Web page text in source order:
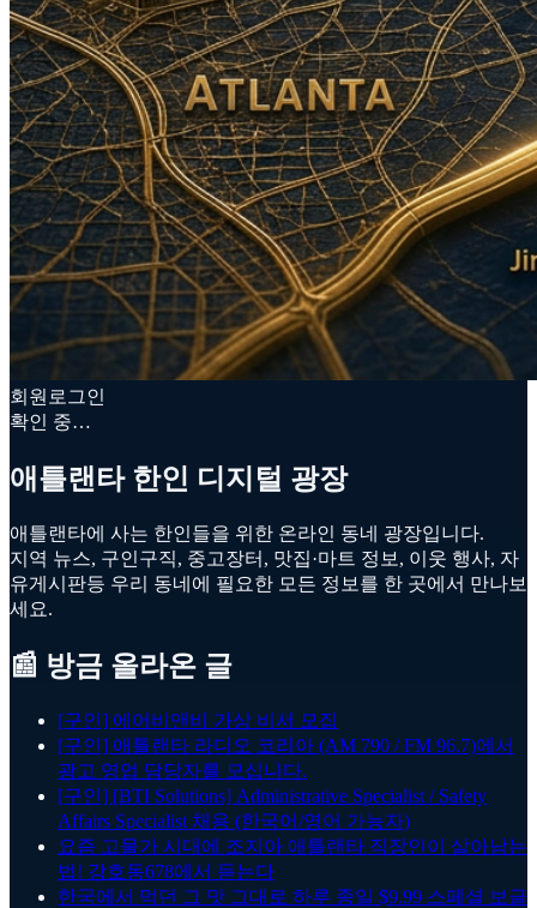
회원로그인
확인 중…
애틀랜타 한인 디지털 광장
애틀랜타에 사는 한인들을 위한 온라인 동네 광장입니다.
지역 뉴스, 구인구직, 중고장터, 맛집·마트 정보, 이웃 행사, 자
유게시판등 우리 동네에 필요한 모든 정보를 한 곳에서 만나보
세요.
📰 방금 올라온 글
[구인] 에어비앤비 가상 비서 모집
[구인] 애틀랜타 라디오 코리아 (AM 790 / FM 96.7)에서
광고 영업 담당자를 모십니다.
[구인] [BTI Solutions] Administrative Specialist / Safety
Affairs Specialist 채용 (한국어/영어 가능자)
요즘 고물가 시대에 조지아 애틀랜타 직장인이 살아남는
법! 강호동678에서 듣는다
한국에서 먹던 그 맛 그대로 하루 종일 $9.99 스페셜 보글